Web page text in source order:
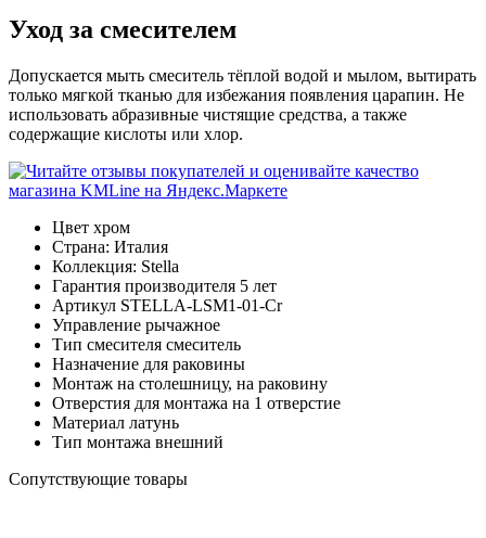
Уход за смесителем
Допускается мыть смеситель тёплой водой и мылом, вытирать
только мягкой тканью для избежания появления царапин. Не
использовать абразивные чистящие средства, а также
содержащие кислоты или хлор.
Цвет хром
Страна: Италия
Коллекция: Stella
Гарантия производителя 5 лет
Артикул STELLA-LSM1-01-Cr
Управление рычажное
Тип смесителя смеситель
Назначение для раковины
Монтаж на столешницу, на раковину
Отверстия для монтажа на 1 отверстие
Материал латунь
Тип монтажа внешний
Cопутствующие товары